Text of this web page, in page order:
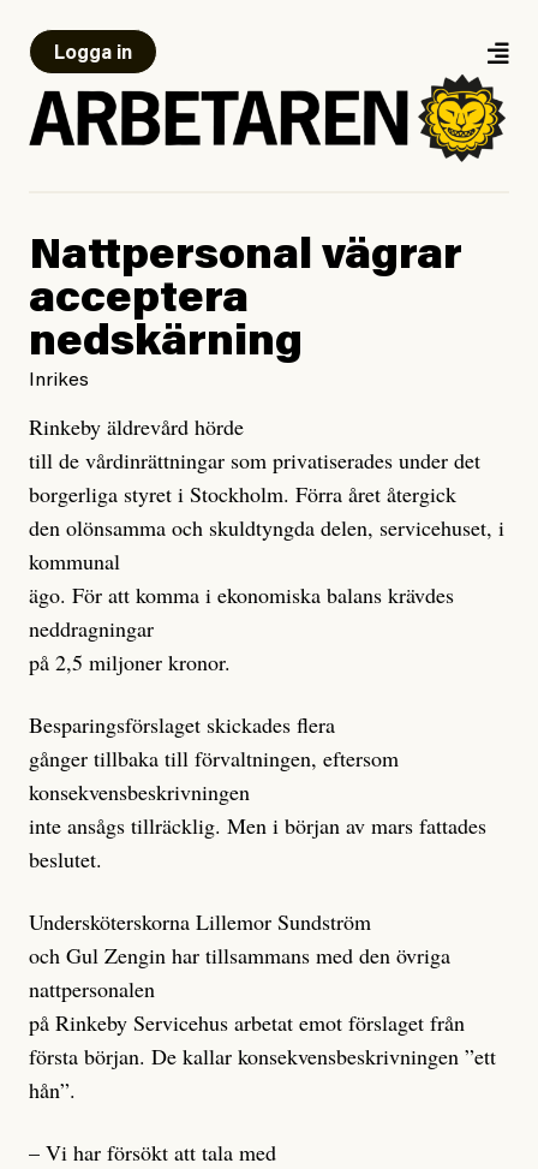
Logga in
Nattpersonal vägrar
acceptera
nedskärning
Inrikes
Rinkeby äldrevård hörde
till de vårdinrättningar som privatiserades under det
borgerliga styret i Stockholm. Förra året återgick
den olönsamma och skuldtyngda delen, servicehuset, i
kommunal
ägo. För att komma i ekonomiska balans krävdes
neddragningar
på 2,5 miljoner kronor.
Besparingsförslaget skickades flera
gånger tillbaka till förvaltningen, eftersom
konsekvensbeskrivningen
inte ansågs tillräcklig. Men i början av mars fattades
beslutet.
Undersköterskorna Lillemor Sundström
och Gul Zengin har tillsammans med den övriga
nattpersonalen
på Rinkeby Servicehus arbetat emot förslaget från
första början. De kallar konsekvensbeskrivningen ”ett
hån”.
– Vi har försökt att tala med